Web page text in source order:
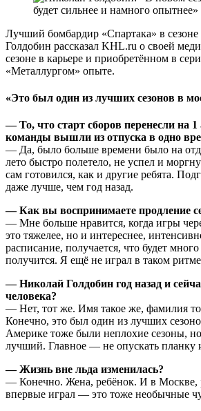
Лучший бомбардир «Спартака» в
Голдобин рассказал KHL.ru о своей
сезоне в карьере и приобретённом в
«Металлургом» опыте.
«Это был один из лучших сезонов в
— То, что старт сборов перенесли на 1
команды вышли из отпуска в одно
— Да, было больше времени было на
лето быстро полетело, не успел и
сам готовился, как и другие ребята.
даже лучше, чем год назад.
— Как вы воспринимаете продление
— Мне больше нравится, когда игры
это тяжелее, но и интереснее,
расписание, получается, что будет
получится. Я ещё не играл в таком
— Николай Голдобин год назад и
человека?
— Нет, тот же. Имя такое же, фамилия
Конечно, это был один из лучших
Америке тоже были неплохие сезоны,
лучший. Главное — не опускать планку
— Жизнь вне льда изменилась?
— Конечно. Жена, ребёнок. И в Москве,
впервые играл — это тоже необычные